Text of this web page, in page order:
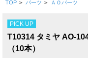
TOP > パーツ > ＡＯパーツ
PICK UP
T10314 タミヤ AO-
（10本）